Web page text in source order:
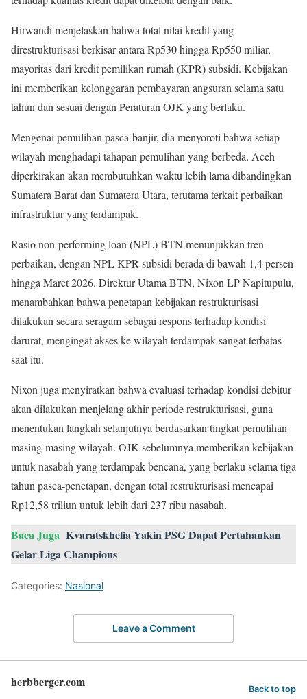
Hirwandi menjelaskan bahwa total nilai kredit yang
direstrukturisasi berkisar antara Rp530 hingga Rp550 miliar,
mayoritas dari kredit pemilikan rumah (KPR) subsidi. Kebijakan
ini memberikan kelonggaran pembayaran angsuran selama satu
tahun dan sesuai dengan Peraturan OJK yang berlaku.
Mengenai pemulihan pasca-banjir, dia menyoroti bahwa setiap
wilayah menghadapi tahapan pemulihan yang berbeda. Aceh
diperkirakan akan membutuhkan waktu lebih lama dibandingkan
Sumatera Barat dan Sumatera Utara, terutama terkait perbaikan
infrastruktur yang terdampak.
Rasio non-performing loan (NPL) BTN menunjukkan tren
perbaikan, dengan NPL KPR subsidi berada di bawah 1,4 persen
hingga Maret 2026. Direktur Utama BTN, Nixon LP Napitupulu,
menambahkan bahwa penetapan kebijakan restrukturisasi
dilakukan secara seragam sebagai respons terhadap kondisi
darurat, mengingat akses ke wilayah terdampak sangat terbatas
saat itu.
Nixon juga menyiratkan bahwa evaluasi terhadap kondisi debitur
akan dilakukan menjelang akhir periode restrukturisasi, guna
menentukan langkah selanjutnya berdasarkan tingkat pemulihan
masing-masing wilayah. OJK sebelumnya memberikan kebijakan
untuk nasabah yang terdampak bencana, yang berlaku selama tiga
tahun pasca-penetapan, dengan total restrukturisasi mencapai
Rp12,58 triliun untuk lebih dari 237 ribu nasabah.
Baca Juga Kvaratskhelia Yakin PSG Dapat Pertahankan
Gelar Liga Champions
Categories: Nasional
Leave a Comment
herbberger.com Back to top